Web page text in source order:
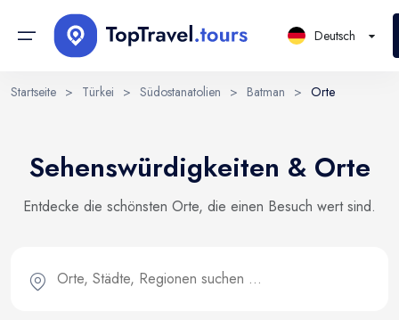
Länder
Regionen
Deutsch
Startseite > Türkei > Südostanatolien > Batman > Orte
Sehenswürdigkeiten & Orte
Entdecke die schönsten Orte, die einen Besuch wert sind.
EN RU UK
Deutsch Polski
Mit der Kontoerstellung stimmen Sie unseren
Nutzungsbedingungen und der Datenschutzerklärung zu.